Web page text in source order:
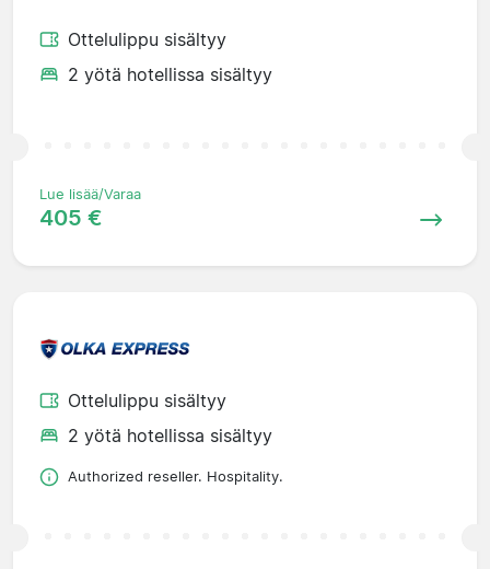
Ottelulippu sisältyy
2 yötä hotellissa sisältyy
Lue lisää/Varaa
405 €
Ottelulippu sisältyy
2 yötä hotellissa sisältyy
Authorized reseller. Hospitality.